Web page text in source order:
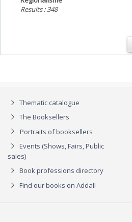
Results : 348
Thematic catalogue
The Booksellers
Portraits of booksellers
Events (Shows, Fairs, Public
sales)
Book professions directory
Find our books on Addall